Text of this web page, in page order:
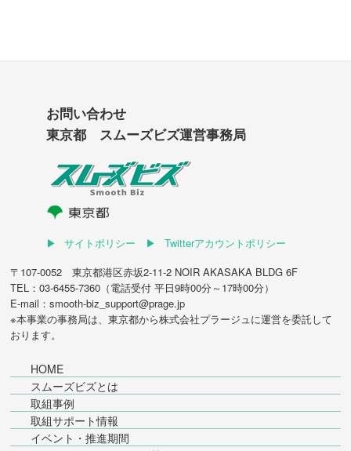
お問い合わせ
東京都 スムーズビズ運営事務局
サイトポリシー
Twitterアカウントポリシー
〒107-0052 東京都港区赤坂2-11-2 NOIR AKASAKA BLDG 6F
TEL：03-6455-7360（電話受付 平日9時00分～17時00分）
E-mail：smooth-biz_support@prage.jp
※本事業の事務局は、東京都から株式会社プラージュに運営を委託して
おります。
HOME
スムーズビズとは
取組事例
取組サポート情報
イベント・推進期間